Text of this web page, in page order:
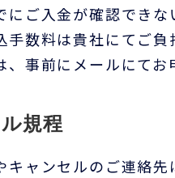
ご入金が確認できな
数料は貴社にてご負
事前にメールにてお
規程
キャンセルのご連絡